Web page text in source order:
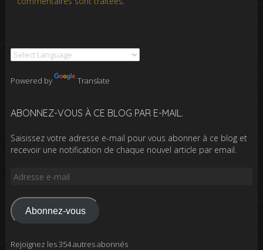
Powered by Translate
ABONNEZ-VOUS À CE BLOG PAR E-MAIL.
Saisissez votre adresse e-mail pour vous abonner à ce blog et
recevoir une notification de chaque nouvel article par email.
Adresse
mail
Abonnez-vous
Rejoignez les 354 autres abonnés